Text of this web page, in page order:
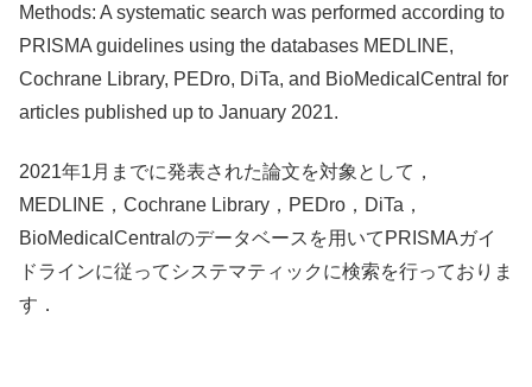
Methods: A systematic search was performed according to
PRISMA guidelines using the databases MEDLINE,
Cochrane Library, PEDro, DiTa, and BioMedicalCentral for
articles published up to January 2021.
2021年1月までに発表された論文を対象として，
MEDLINE，Cochrane Library，PEDro，DiTa，
BioMedicalCentralのデータベースを用いてPRISMAガイ
ドラインに従ってシステマティックに検索を行っておりま
す．